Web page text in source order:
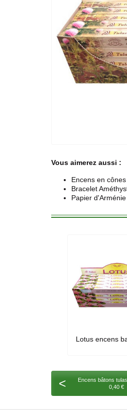
Vous aimerez aussi :
Encens en
Bracelet
Papier
Lotus encens
<
Encens bâtons
0,40 €